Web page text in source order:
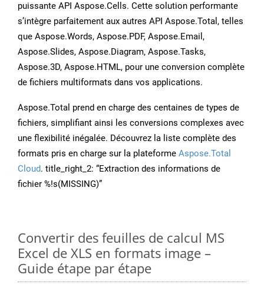
puissante API Aspose.Cells. Cette solution performante
s’intègre parfaitement aux autres API Aspose.Total, telles
que Aspose.Words, Aspose.PDF, Aspose.Email,
Aspose.Slides, Aspose.Diagram, Aspose.Tasks,
Aspose.3D, Aspose.HTML, pour une conversion complète
de fichiers multiformats dans vos applications.
Aspose.Total prend en charge des centaines de types de
fichiers, simplifiant ainsi les conversions complexes avec
une flexibilité inégalée. Découvrez la liste complète des
formats pris en charge sur la plateforme Aspose.Total
Cloud. title_right_2: “Extraction des informations de
fichier %!s(MISSING)”
Convertir des feuilles de calcul MS
Excel de XLS en formats image –
Guide étape par étape